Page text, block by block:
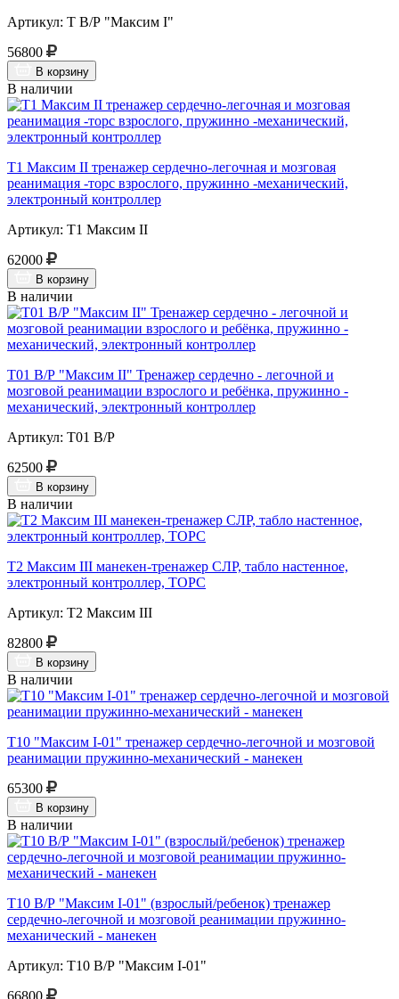
Артикул: Т В/Р "Максим I"
56800
В корзину
В наличии
Т1 Максим II тренажер сердечно-легочная и мозговая
реанимация -торс взрослого, пружинно -механический,
электронный контроллер
Артикул: Т1 Максим II
62000
В корзину
В наличии
Т01 В/Р "Максим II" Тренажер сердечно - легочной и
мозговой реанимации взрослого и ребёнка, пружинно -
механический, электронный контроллер
Артикул: Т01 В/Р
62500
В корзину
В наличии
Т2 Максим III манекен-тренажер СЛР, табло настенное,
электронный контроллер, ТОРС
Артикул: Т2 Максим III
82800
В корзину
В наличии
Т10 "Максим I-01" тренажер сердечно-легочной и мозговой
реанимации пружинно-механический - манекен
65300
В корзину
В наличии
Т10 В/Р "Максим I-01" (взрослый/ребенок) тренажер
сердечно-легочной и мозговой реанимации пружинно-
механический - манекен
Артикул: Т10 В/Р "Максим I-01"
66800